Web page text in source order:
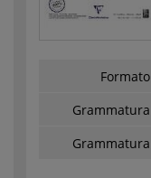
Formato
Grammatura
Grammatura